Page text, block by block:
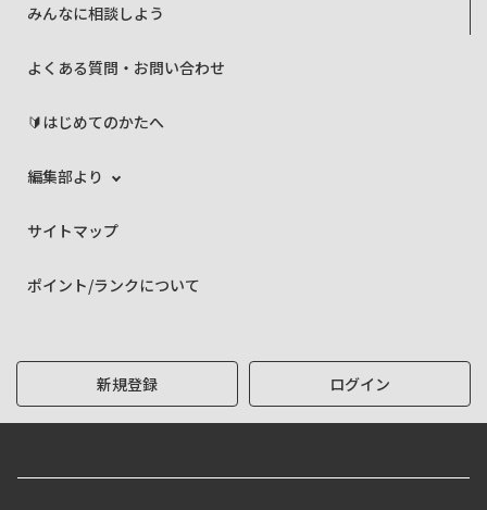
みんなに相談しよう
よくある質問・お問い合わせ
🔰はじめてのかたへ
編集部より
サイトマップ
ポイント/ランクについて
新規登録 ログイン